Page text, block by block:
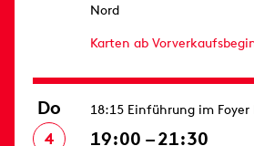
Nord
Karten ab
Do
4
18:15 Einführung im Foyer
19:00 – 21:30